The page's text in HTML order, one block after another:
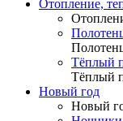
Отопление,
Тёплый
Тёплый
Новый год
Новый